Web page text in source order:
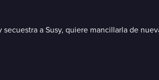
a Susy, quiere mancillarla de